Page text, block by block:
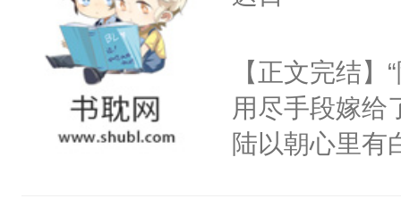
会给大师兄
现言烬就站在
静。这一世，
【正文完结
用尽手段嫁给
陆以朝心里有